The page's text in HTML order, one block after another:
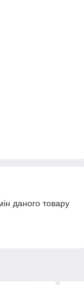
даного товару